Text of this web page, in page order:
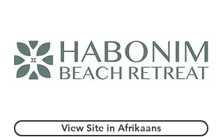
View Site in Afrikaans